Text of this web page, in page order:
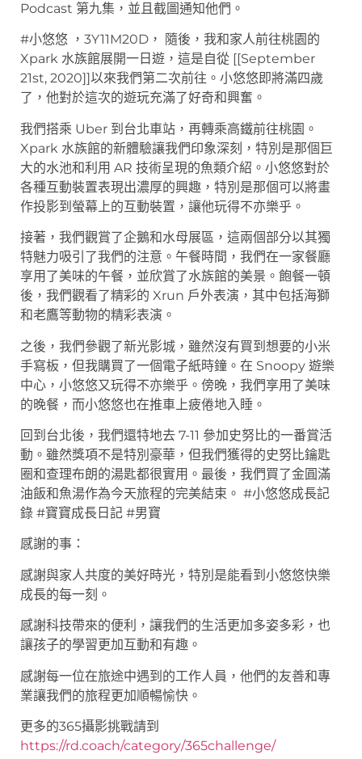
Podcast 第九集，並且截圖通知他們。
#小悠悠 ，3Y11M20D， 隨後，我和家人前往桃園的
Xpark 水族館展開一日遊，這是自從 [[September
21st, 2020]]以來我們第二次前往。小悠悠即將滿四歲
了，他對於這次的遊玩充滿了好奇和興奮。
我們搭乘 Uber 到台北車站，再轉乘高鐵前往桃園。
Xpark 水族館的新體驗讓我們印象深刻，特別是那個巨
大的水池和利用 AR 技術呈現的魚類介紹。小悠悠對於
各種互動裝置表現出濃厚的興趣，特別是那個可以將畫
作投影到螢幕上的互動裝置，讓他玩得不亦樂乎。
接著，我們觀賞了企鵝和水母展區，這兩個部分以其獨
特魅力吸引了我們的注意。午餐時間，我們在一家餐廳
享用了美味的午餐，並欣賞了水族館的美景。飽餐一頓
後，我們觀看了精彩的 Xrun 戶外表演，其中包括海獅
和老鷹等動物的精彩表演。
之後，我們參觀了新光影城，雖然沒有買到想要的小米
手寫板，但我購買了一個電子紙時鐘。在 Snoopy 遊樂
中心，小悠悠又玩得不亦樂乎。傍晚，我們享用了美味
的晚餐，而小悠悠也在推車上疲倦地入睡。
回到台北後，我們還特地去 7-11 參加史努比的一番賞活
動。雖然獎項不是特別豪華，但我們獲得的史努比鑰匙
圈和查理布朗的湯匙都很實用。最後，我們買了金圓滿
油飯和魚湯作為今天旅程的完美結束。 #小悠悠成長記
錄 #寶寶成長日記 #男寶
感謝的事：
感謝與家人共度的美好時光，特別是能看到小悠悠快樂
成長的每一刻。
感謝科技帶來的便利，讓我們的生活更加多姿多彩，也
讓孩子的學習更加互動和有趣。
感謝每一位在旅途中遇到的工作人員，他們的友善和專
業讓我們的旅程更加順暢愉快。
更多的365攝影挑戰請到
https://rd.coach/category/365challenge/